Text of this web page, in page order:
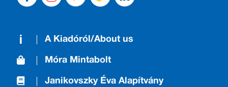
A Kiadóról/About us
Móra Mintabolt
Janikovszky Éva Alapítvány